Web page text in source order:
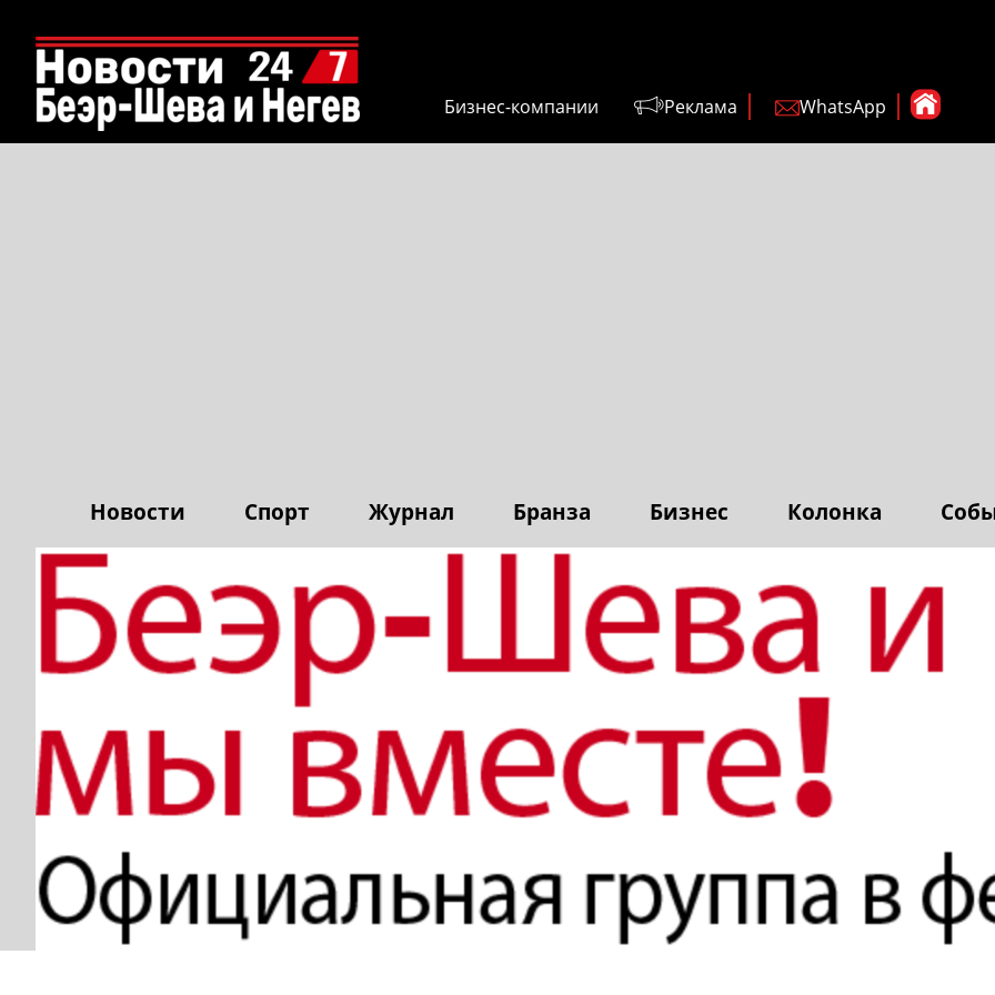
Бизнес-компании Реклама WhatsApp
Новости Спорт Журнал Бранза Бизнес Колонка